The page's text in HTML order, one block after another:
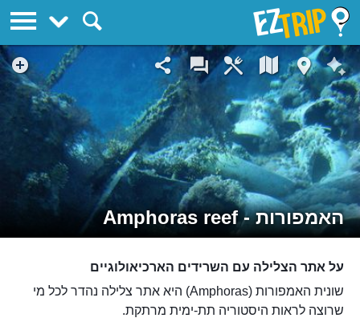
האמפורות - Amphoras reef
על אתר הצלילה עם השרידים הארכיאולוגיים
שונית האמפורות (Amphoras) היא אתר צלילה נהדר לכל מי
שרוצה לראות היסטוריה תת-ימית מרתקת.
EZTrip